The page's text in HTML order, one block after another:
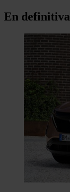
En definitiva